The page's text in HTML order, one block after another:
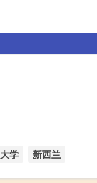
大学 新西兰